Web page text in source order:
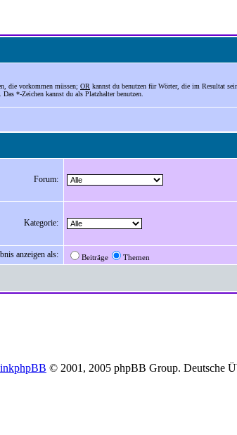
die vorkommen müssen; OR kannst du benutzen für Wörter, die im Resultat
*-Zeichen kannst du als Platzhalter benutzen.
Forum:
Kategorie:
anzeigen als: Beiträge Themen
phpBB © 2001, 2005 phpBB Group. Deutsche